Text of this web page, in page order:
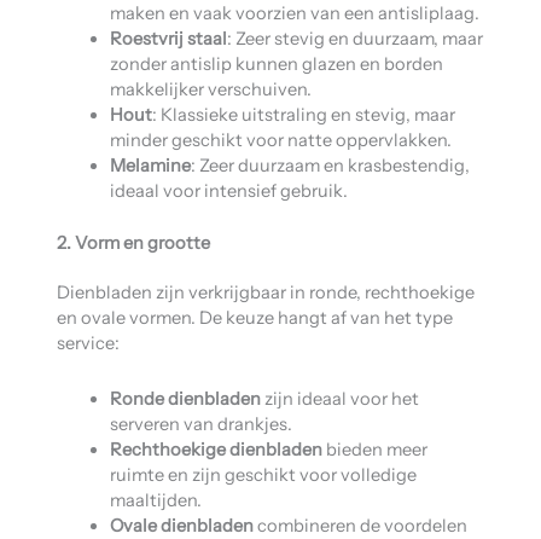
maken en vaak voorzien van een antisliplaag.
Roestvrij staal: Zeer stevig en duurzaam, maar
zonder antislip kunnen glazen en borden
makkelijker verschuiven.
Hout: Klassieke uitstraling en stevig, maar
minder geschikt voor natte oppervlakken.
Melamine: Zeer duurzaam en krasbestendig,
ideaal voor intensief gebruik.
2. Vorm en grootte
Dienbladen zijn verkrijgbaar in ronde, rechthoekige
en ovale vormen. De keuze hangt af van het type
service:
Ronde dienbladenzijn ideaal voor het
serveren van drankjes.
Rechthoekige dienbladen bieden meer
ruimte en zijn geschikt voor volledige
maaltijden.
Ovale dienbladencombineren de voordelen